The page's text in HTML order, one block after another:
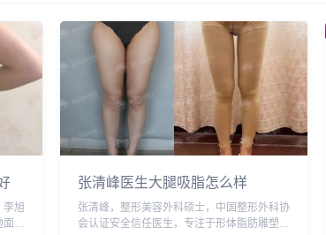
李旭
面诊
张清峰医生大腿吸脂怎么样
张清峰，整形美容外科硕士，中国整形外科协
会认证安全信任医生，专注于形体脂肪雕塑，